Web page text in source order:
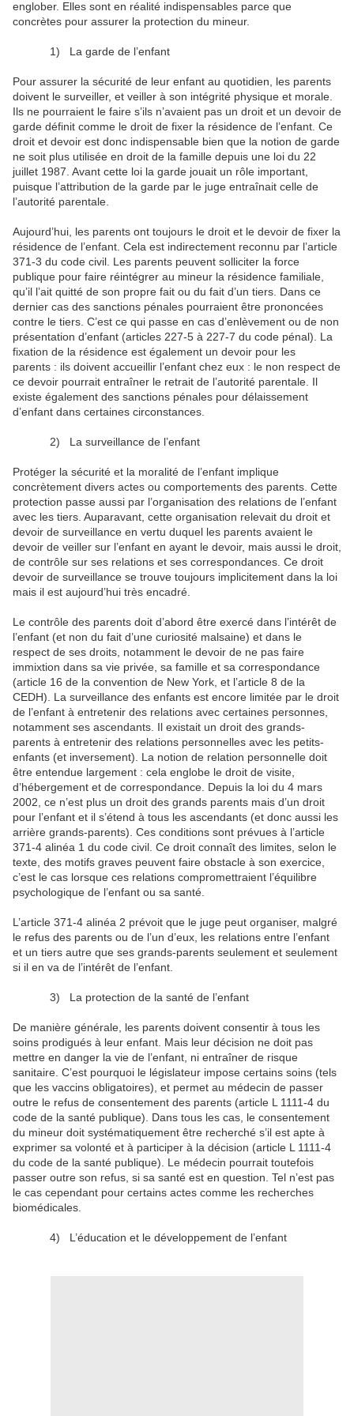
englober. Elles sont en réalité indispensables parce que
concrètes pour assurer la protection du mineur.
1) La garde de l’enfant
Pour assurer la sécurité de leur enfant au quotidien, les parents
doivent le surveiller, et veiller à son intégrité physique et morale.
Ils ne pourraient le faire s’ils n’avaient pas un droit et un devoir de
garde définit comme le droit de fixer la résidence de l’enfant. Ce
droit et devoir est donc indispensable bien que la notion de garde
ne soit plus utilisée en droit de la famille depuis une loi du 22
juillet 1987. Avant cette loi la garde jouait un rôle important,
puisque l’attribution de la garde par le juge entraînait celle de
l’autorité parentale.
Aujourd’hui, les parents ont toujours le droit et le devoir de fixer la
résidence de l’enfant. Cela est indirectement reconnu par l’article
371-3 du code civil. Les parents peuvent solliciter la force
publique pour faire réintégrer au mineur la résidence familiale,
qu’il l’ait quitté de son propre fait ou du fait d’un tiers. Dans ce
dernier cas des sanctions pénales pourraient être prononcées
contre le tiers. C’est ce qui passe en cas d’enlèvement ou de non
présentation d’enfant (articles 227-5 à 227-7 du code pénal). La
fixation de la résidence est également un devoir pour les
parents : ils doivent accueillir l’enfant chez eux : le non respect de
ce devoir pourrait entraîner le retrait de l’autorité parentale. Il
existe également des sanctions pénales pour délaissement
d’enfant dans certaines circonstances.
2) La surveillance de l’enfant
Protéger la sécurité et la moralité de l’enfant implique
concrètement divers actes ou comportements des parents. Cette
protection passe aussi par l’organisation des relations de l’enfant
avec les tiers. Auparavant, cette organisation relevait du droit et
devoir de surveillance en vertu duquel les parents avaient le
devoir de veiller sur l’enfant en ayant le devoir, mais aussi le droit,
de contrôle sur ses relations et ses correspondances. Ce droit
devoir de surveillance se trouve toujours implicitement dans la loi
mais il est aujourd’hui très encadré.
Le contrôle des parents doit d’abord être exercé dans l’intérêt de
l’enfant (et non du fait d’une curiosité malsaine) et dans le
respect de ses droits, notamment le devoir de ne pas faire
immixtion dans sa vie privée, sa famille et sa correspondance
(article 16 de la convention de New York, et l’article 8 de la
CEDH). La surveillance des enfants est encore limitée par le droit
de l’enfant à entretenir des relations avec certaines personnes,
notamment ses ascendants. Il existait un droit des grands-
parents à entretenir des relations personnelles avec les petits-
enfants (et inversement). La notion de relation personnelle doit
être entendue largement : cela englobe le droit de visite,
d’hébergement et de correspondance. Depuis la loi du 4 mars
2002, ce n’est plus un droit des grands parents mais d’un droit
pour l’enfant et il s’étend à tous les ascendants (et donc aussi les
arrière grands-parents). Ces conditions sont prévues à l’article
371-4 alinéa 1 du code civil. Ce droit connaît des limites, selon le
texte, des motifs graves peuvent faire obstacle à son exercice,
c’est le cas lorsque ces relations compromettraient l’équilibre
psychologique de l’enfant ou sa santé.
L’article 371-4 alinéa 2 prévoit que le juge peut organiser, malgré
le refus des parents ou de l’un d’eux, les relations entre l’enfant
et un tiers autre que ses grands-parents seulement et seulement
si il en va de l’intérêt de l’enfant.
3) La protection de la santé de l’enfant
De manière générale, les parents doivent consentir à tous les
soins prodigués à leur enfant. Mais leur décision ne doit pas
mettre en danger la vie de l’enfant, ni entraîner de risque
sanitaire. C’est pourquoi le législateur impose certains soins (tels
que les vaccins obligatoires), et permet au médecin de passer
outre le refus de consentement des parents (article L 1111-4 du
code de la santé publique). Dans tous les cas, le consentement
du mineur doit systématiquement être recherché s’il est apte à
exprimer sa volonté et à participer à la décision (article L 1111-4
du code de la santé publique). Le médecin pourrait toutefois
passer outre son refus, si sa santé est en question. Tel n’est pas
le cas cependant pour certains actes comme les recherches
biomédicales.
4) L’éducation et le développement de l’enfant